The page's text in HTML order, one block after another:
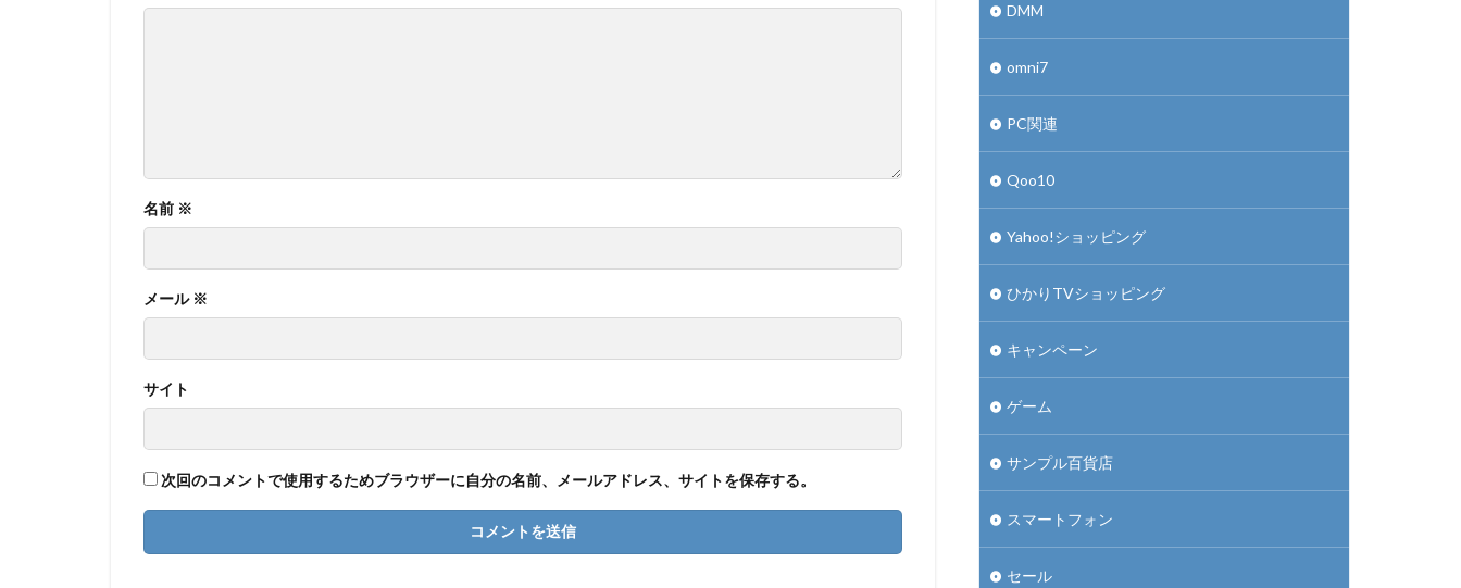
名前 ※
メール ※
サイト
次回のコメントで使用するためブラウザーに自分の名前、メールアドレス、サイトを保存する。
DMM
omni7
PC関連
Qoo10
Yahoo!ショッピング
ひかりTVショッピング
キャンペーン
ゲーム
サンプル百貨店
スマートフォン
セール